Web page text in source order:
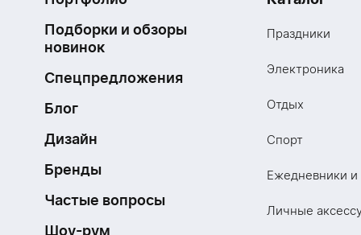
Подборки и обзоры
новинок
Спецпредложения
Блог
Дизайн
Бренды
Частые вопросы
Шоу-рум
Праздники
Электроника
Отдых
Спорт
Ежедневники
Личные